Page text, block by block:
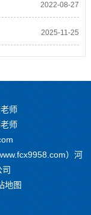
2022-08-27
2025-11-25
师
师
）河
地图